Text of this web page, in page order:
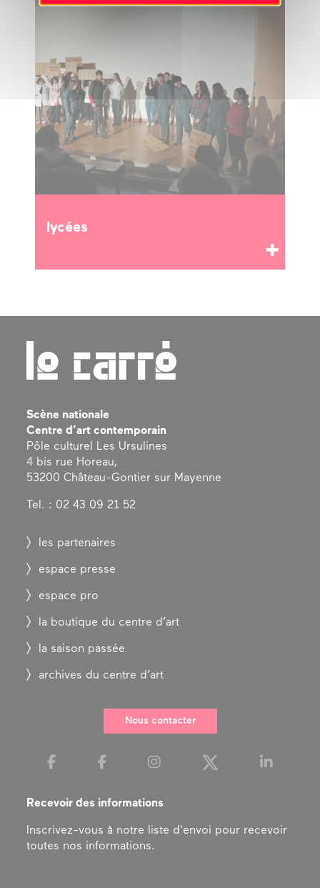
lycées
Scène nationale
Centre d’art contemporain
Pôle culturel Les Ursulines
4 bis rue Horeau,
53200 Château-Gontier sur Mayenne
Tel. : 02 43 09 21 52
les partenaires
espace presse
espace pro
la boutique du centre d’art
la saison passée
archives du centre d’art
Nous contacter
Recevoir des informations
Inscrivez-vous à notre liste d'envoi pour recevoir
toutes nos informations.